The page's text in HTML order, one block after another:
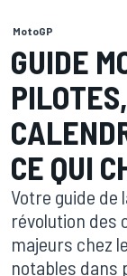
MotoGP
GUIDE
CE QUI
Votre guide de
révolution
majeurs chez
notables dans